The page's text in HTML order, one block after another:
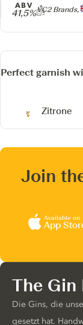
Producer
VC2 Brands,
ABV
41,5%
Perfect garnish
Zitrone
Join
Available on
App
The Gin
Die Gins, die
gesetzt hat.